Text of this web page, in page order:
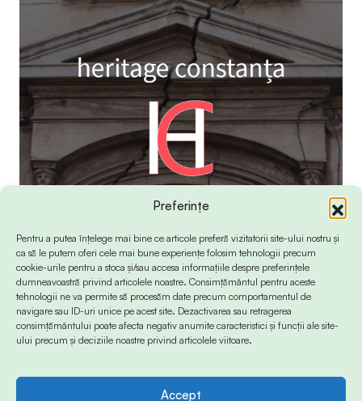
Preferințe
Pentru a putea înțelege mai bine ce articole preferă vizitatorii site-ului nostru și
ca să le putem oferi cele mai bune experiențe folosim tehnologii precum
cookie-urile pentru a stoca și/sau accesa informațiile despre preferințele
dumneavoastră privind articolele noastre. Consimțământul pentru aceste
tehnologii ne va permite să procesăm date precum comportamentul de
navigare sau ID-uri unice pe acest site. Dezactivarea sau retragerea
consimțământului poate afecta negativ anumite caracteristici și funcții ale site-
ului precum și deciziile noastre privind articolele viitoare.
Accept